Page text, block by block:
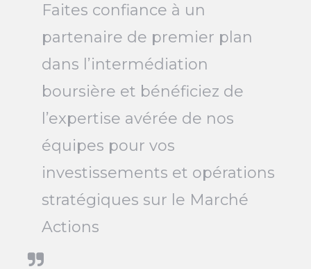
Faites confiance à un
partenaire de premier plan
dans l’intermédiation
boursière et bénéficiez de
l’expertise avérée de nos
équipes pour vos
investissements et opérations
stratégiques sur le Marché
Actions